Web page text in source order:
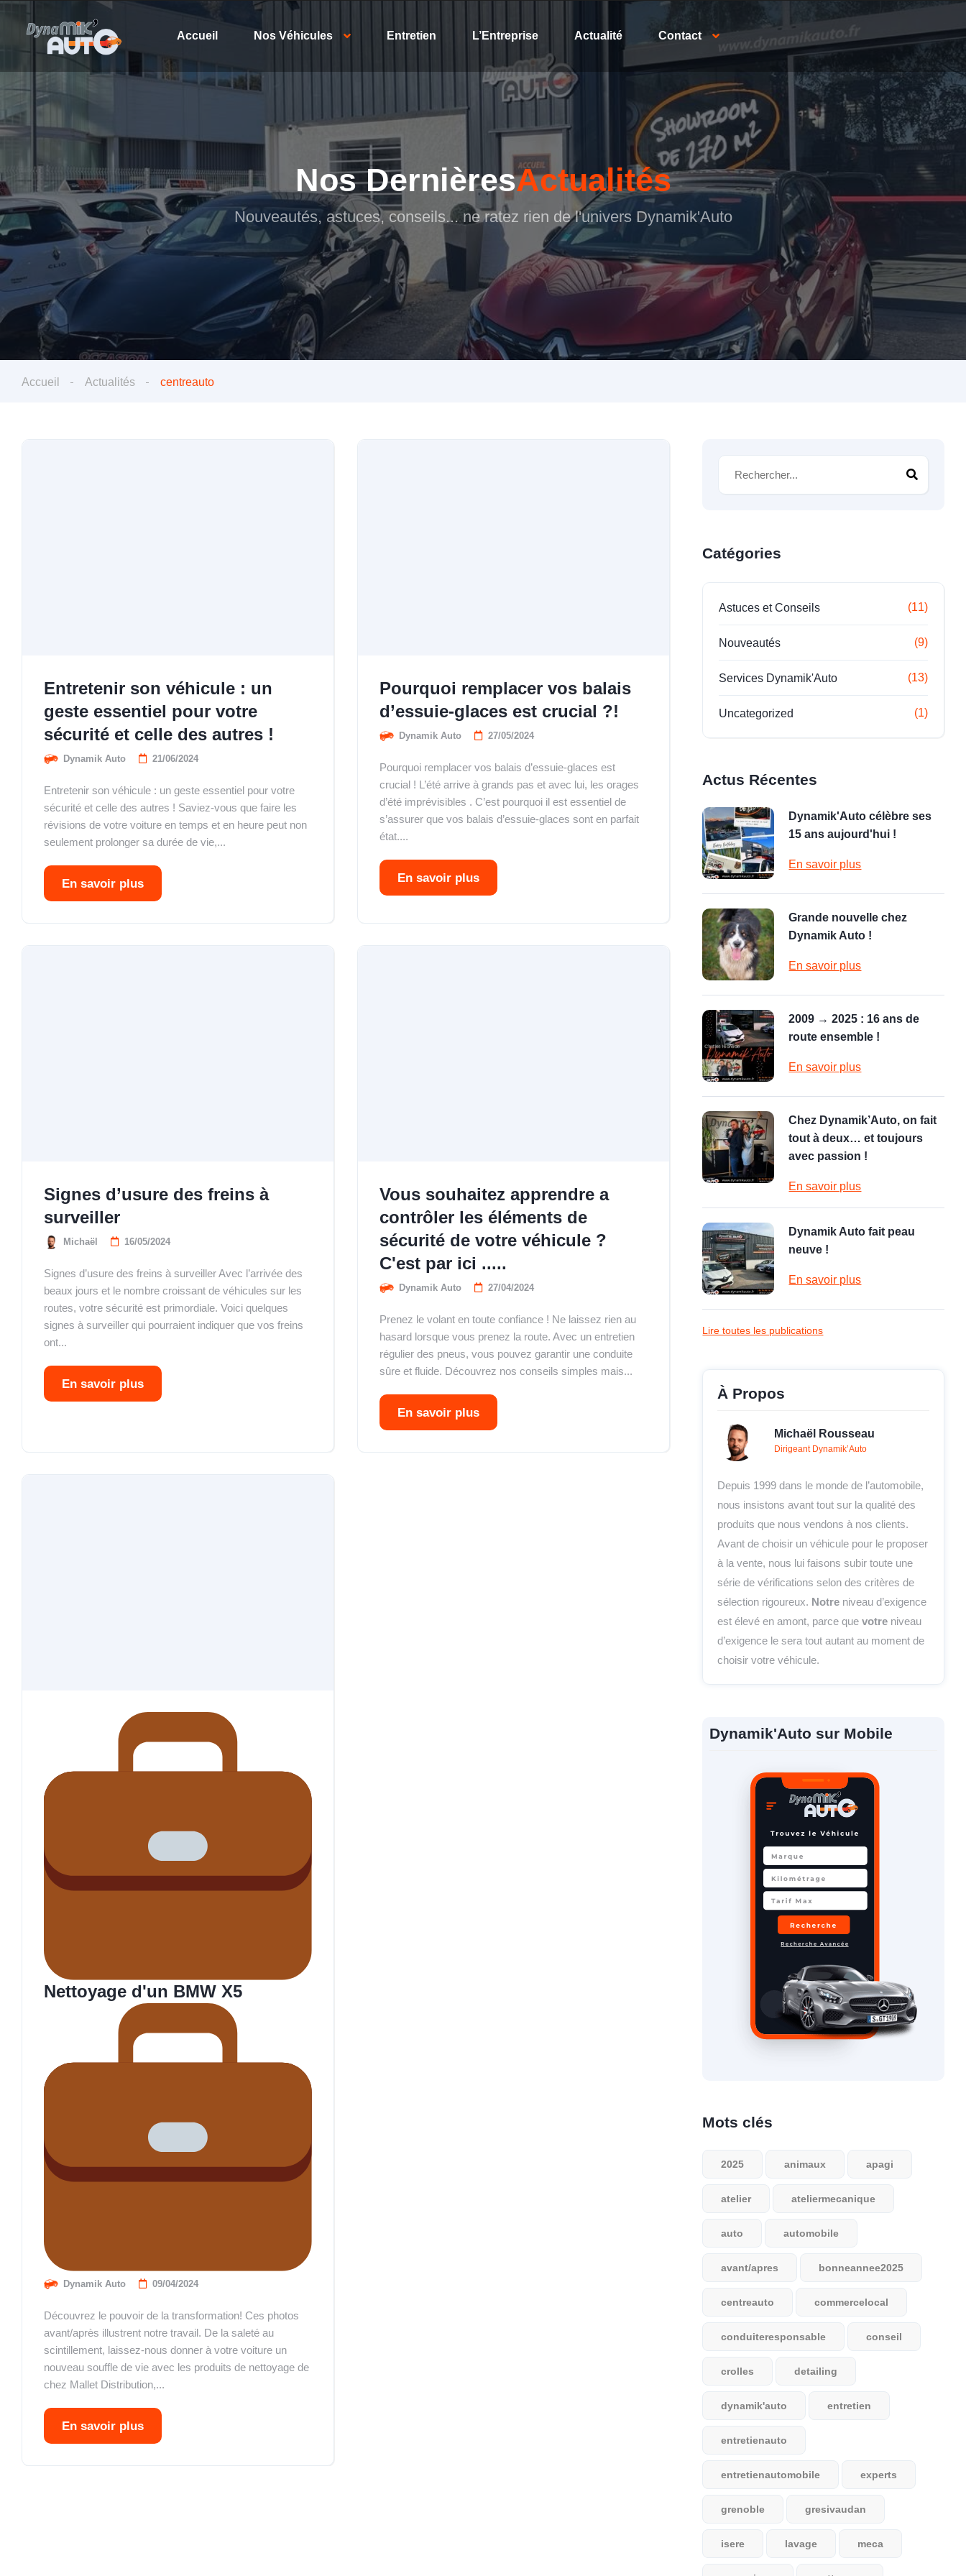
Accueil Nos Véhicules Entretien L’Entreprise Actualité Contact
Nos DernièresActualités
Nouveautés, astuces, conseils... ne ratez rien de l'univers Dynamik'Auto
Accueil Actualités centreauto
Entretenir son véhicule : un
geste essentiel pour votre
sécurité et celle des autres !
Dynamik Auto 21/06/2024
Entretenir son véhicule : un geste essentiel pour votre
sécurité et celle des autres ! Saviez-vous que faire les
révisions de votre voiture en temps et en heure peut non
seulement prolonger sa durée de vie,...
En savoir plus
Pourquoi remplacer vos balais
d’essuie-glaces est crucial ?!
Dynamik Auto 27/05/2024
Pourquoi remplacer vos balais d’essuie-glaces est
crucial ! L’été arrive à grands pas et avec lui, les orages
d’été imprévisibles . C’est pourquoi il est essentiel de
s’assurer que vos balais d’essuie-glaces sont en parfait
état....
En savoir plus
Signes d’usure des freins à
surveiller
Michaël 16/05/2024
Signes d’usure des freins à surveiller Avec l’arrivée des
beaux jours et le nombre croissant de véhicules sur les
routes, votre sécurité est primordiale. Voici quelques
signes à surveiller qui pourraient indiquer que vos freins
ont...
En savoir plus
Vous souhaitez apprendre a
contrôler les éléments de
sécurité de votre véhicule ?
C'est par ici .....
Dynamik Auto 27/04/2024
Prenez le volant en toute confiance ! Ne laissez rien au
hasard lorsque vous prenez la route. Avec un entretien
régulier des pneus, vous pouvez garantir une conduite
sûre et fluide. Découvrez nos conseils simples mais...
En savoir plus
Nettoyage d'un BMW X5
Dynamik Auto 09/04/2024
Découvrez le pouvoir de la transformation! Ces photos
avant/après illustrent notre travail. De la saleté au
scintillement, laissez-nous donner à votre voiture un
nouveau souffle de vie avec les produits de nettoyage de
chez Mallet Distribution,...
En savoir plus
Catégories
Astuces et Conseils (11)
Nouveautés (9)
Services Dynamik'Auto (13)
Uncategorized (1)
Actus Récentes
Dynamik'Auto célèbre ses
15 ans aujourd'hui !
En savoir plus
Grande nouvelle chez
Dynamik Auto !
En savoir plus
2009 → 2025 : 16 ans de
route ensemble !
En savoir plus
Chez Dynamik’Auto, on fait
tout à deux… et toujours
avec passion !
En savoir plus
Dynamik Auto fait peau
neuve !
En savoir plus
Lire toutes les publications
À Propos
Michaël Rousseau
Dirigeant Dynamik’Auto
Depuis 1999 dans le monde de l’automobile,
nous insistons avant tout sur la qualité des
produits que nous vendons à nos clients.
Avant de choisir un véhicule pour le proposer
à la vente, nous lui faisons subir toute une
série de vérifications selon des critères de
sélection rigoureux. Notre niveau d’exigence
est élevé en amont, parce quevotre niveau
d’exigence le sera tout autant au moment de
choisir votre véhicule.
Dynamik'Auto sur Mobile
Mots clés
2025 animaux apagi
atelier ateliermecanique
auto automobile
avant/apres bonneannee2025
centreauto commercelocal
conduiteresponsable conseil
crolles detailing
dynamik'auto entretien
entretienauto
entretienautomobile experts
grenoble gresivaudan
isere lavage meca